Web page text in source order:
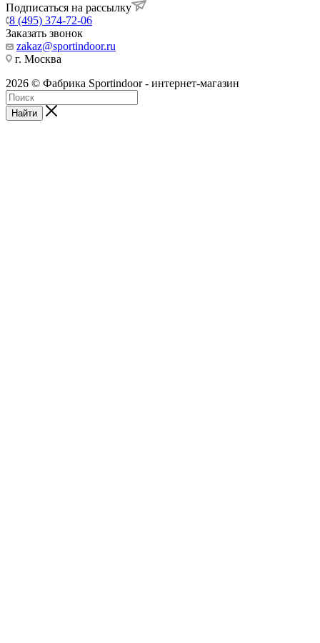
Подписаться на рассылку
8 (495) 374-72-06
Заказать звонок
zakaz@sportindoor.ru
г. Москва
2026 © Фабрика Sportindoor - интернет-магазин
Найти